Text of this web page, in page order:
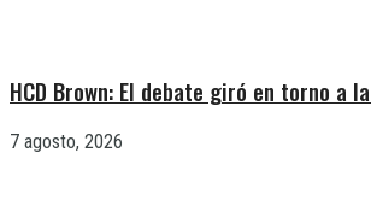
HCD Brown: El debate giró en torno a
7 agosto, 2026